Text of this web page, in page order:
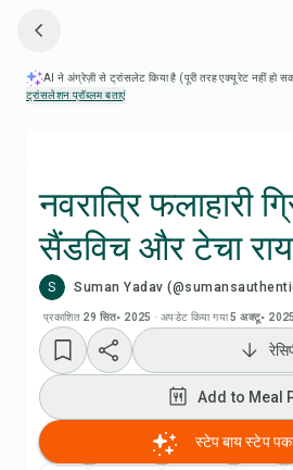
AI ने अंग्रेज़ी से ट्रांसलेट किया है (पूरी तरह एक्यूरेट नहीं हो
ट्रांसलेशन प्रॉब्लम बताएं
नवरात्रि फलाहारी
सैंडविच और टेचा
S Suman Yadav
प्रकाशित 29 सित॰ 2025 ·अपडेट किया गया 5 अक्टू॰ 2025
Chefadora AI
रेसिपी वीडियो देखें
Add to Meal
Add to
Add to Meal
स्टेप बाय स्टेप